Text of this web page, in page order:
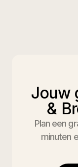
Jouw
&
Plan een
minuten